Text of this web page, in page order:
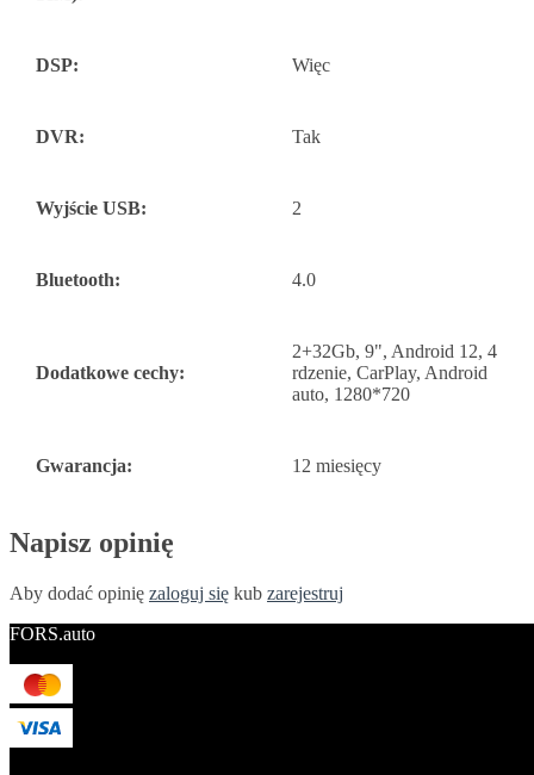
DSP: Więc
DVR: Tak
Wyjście USB: 2
Bluetooth: 4.0
Dodatkowe cechy:
2+32Gb, 9", Android 12, 4
rdzenie, CarPlay, Android
auto, 1280*720
Gwarancja: 12 miesięcy
Napisz opinię
Aby dodać opinię zaloguj się kub zarejestruj
FORS.auto